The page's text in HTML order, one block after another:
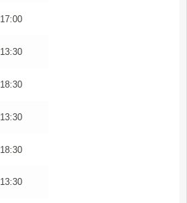
17:00
13:30
18:30
13:30
18:30
13:30